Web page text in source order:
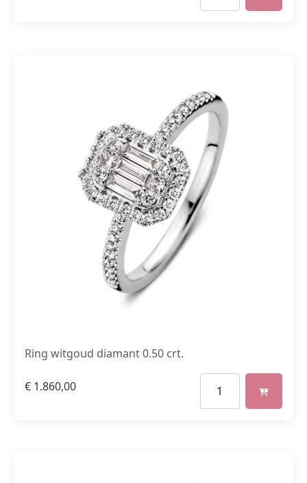
Ring witgoud diamant 0.50 crt.
€ 1.860,00